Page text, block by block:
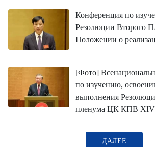
ДОСЬЕ И
TIẾNG VIỆT
ENGLISH
Конференция по
Резолюции Второго
Положении о
[Фото]
по изучению,
выполнения
пленума ЦК КПВ XIV
ДАЛЕЕ